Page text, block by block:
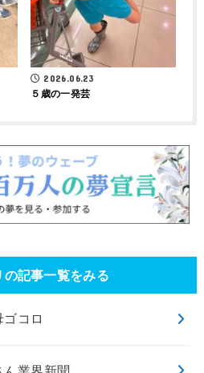
2026.06.23
５歳の一発芸
の記事一覧をみる
ゴコロ